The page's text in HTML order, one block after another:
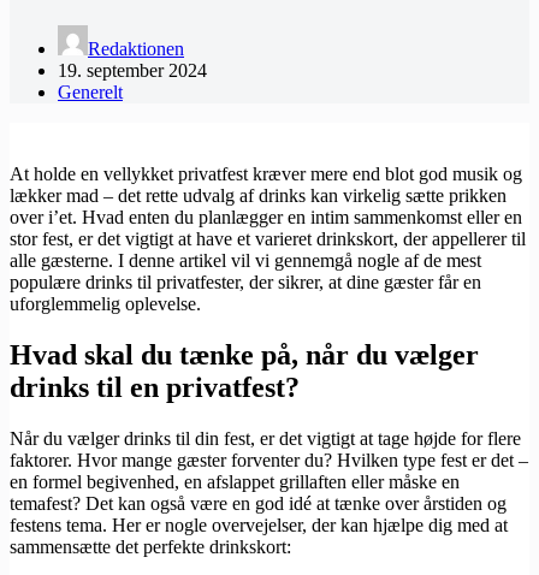
Redaktionen
19. september 2024
Generelt
At holde en vellykket privatfest kræver mere end blot god musik og
lækker mad – det rette udvalg af drinks kan virkelig sætte prikken
over i’et. Hvad enten du planlægger en intim sammenkomst eller en
stor fest, er det vigtigt at have et varieret drinkskort, der appellerer til
alle gæsterne. I denne artikel vil vi gennemgå nogle af de mest
populære drinks til privatfester, der sikrer, at dine gæster får en
uforglemmelig oplevelse.
Hvad skal du tænke på, når du vælger
drinks til en privatfest?
Når du vælger drinks til din fest, er det vigtigt at tage højde for flere
faktorer. Hvor mange gæster forventer du? Hvilken type fest er det –
en formel begivenhed, en afslappet grillaften eller måske en
temafest? Det kan også være en god idé at tænke over årstiden og
festens tema. Her er nogle overvejelser, der kan hjælpe dig med at
sammensætte det perfekte drinkskort: